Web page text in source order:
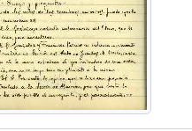
Acta del Pleno del
Acta del Pleno del
Acta del Pleno del
Acta del Pleno del
Acta del Pleno
Acta del Pleno del